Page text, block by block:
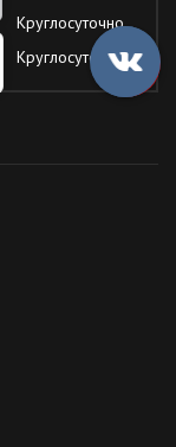
Круглосуточно
Круглосуточно